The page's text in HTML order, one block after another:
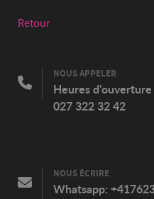
Retour
NOUS APPELER
Heures d'ouverture
027 322 32 42
NOUS ÉCRIRE
Whatsapp: